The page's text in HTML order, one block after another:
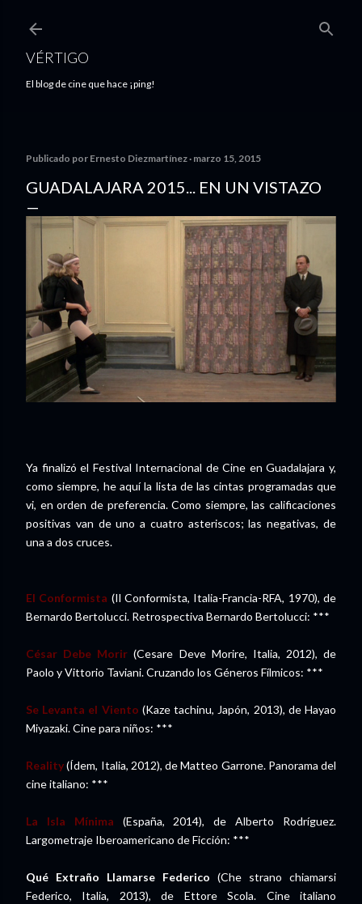
VÉRTIGO
El blog de cine que hace ¡ping!
Publicado por Ernesto Diezmartínez marzo 15, 2015
GUADALAJARA 2015... EN UN VISTAZO
Ya finalizó el Festival Internacional de Cine en Guadalajara y,
como siempre, he aquí la lista de las cintas programadas que
vi, en orden de preferencia. Como siempre, las calificaciones
positivas van de uno a cuatro asteriscos; las negativas, de
una a dos cruces.
El Conformista (Il Conformista, Italia-Francia-RFA, 1970), de
Bernardo Bertolucci. Retrospectiva Bernardo Bertolucci: ***
César Debe Morir(Cesare Deve Morire, Italia, 2012), de
Paolo y Vittorio Taviani. Cruzando los Géneros Fílmicos: ***
Se Levanta el Viento (Kaze tachinu, Japón, 2013), de Hayao
Miyazaki. Cine para niños: ***
Reality(Ídem, Italia, 2012), de Matteo Garrone. Panorama del
cine italiano: ***
La Isla Mínima (España, 2014), de Alberto Rodríguez.
Largometraje Iberoamericano de Ficción: ***
Qué Extraño Llamarse Federico (Che strano chiamarsi
Federico, Italia, 2013), de Ettore Scola. Cine italiano